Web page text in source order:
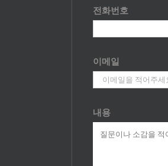
전화번호
이메일
내용